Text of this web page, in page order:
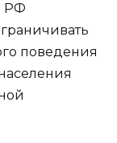
РФ
поведения